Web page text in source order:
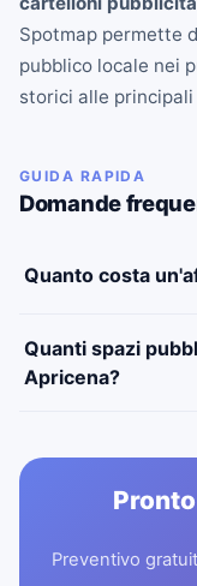
Spotmap permette
pubblico locale nei
storici alle
GUIDA RAPIDA
Domande
Quanto costa
Quanti spazi
Apricena?
Preventivo